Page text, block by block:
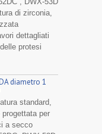
di zirconia,
dettagliati
protesi
diametro 1
standard,
progettata per
a secco